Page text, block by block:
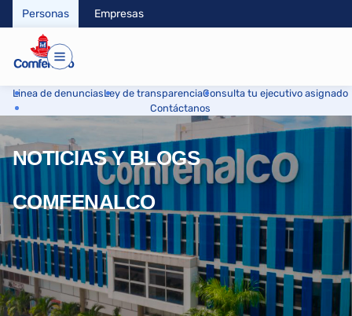
Personas Empresas
Linea de denunciasLey de transparenciaConsulta tu ejecutivo asignado
Contáctanos
NOTICIAS Y BLOGS
COMFENALCO